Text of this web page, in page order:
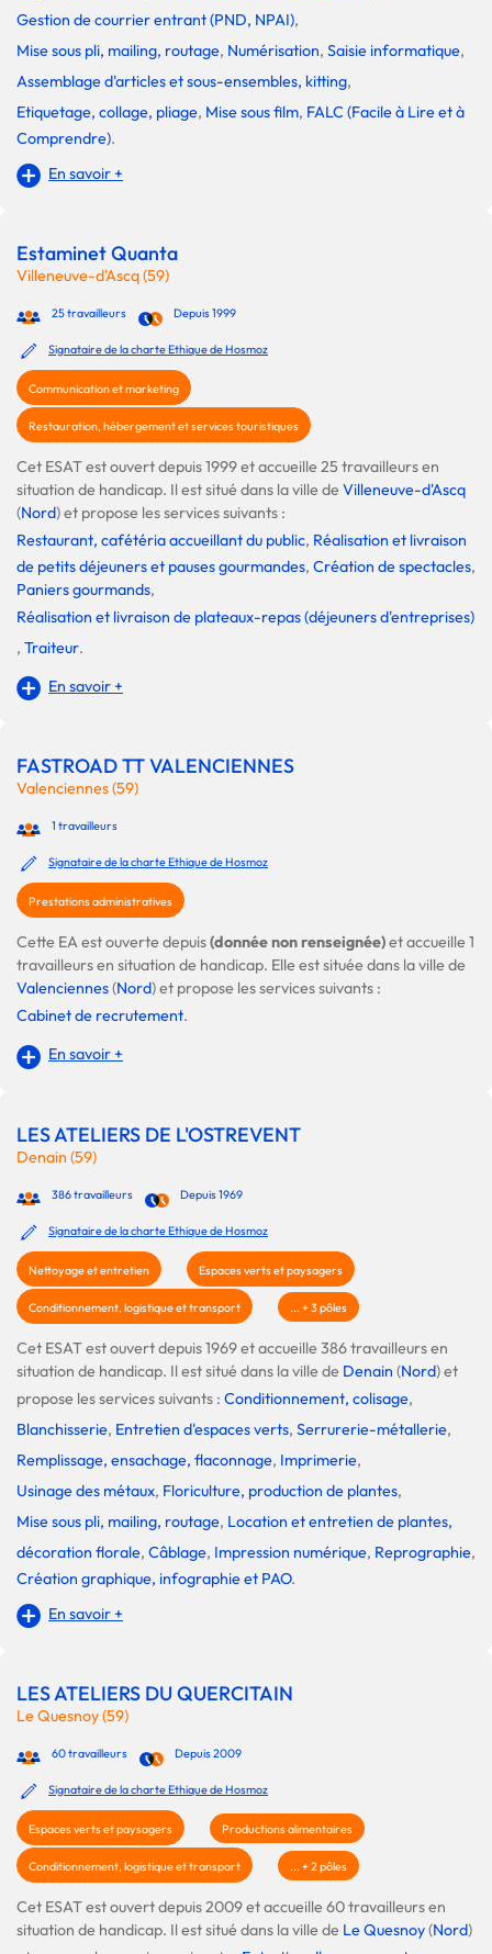
Gestion de courrier entrant (PND, NPAI),
Mise sous pli, mailing, routage, Numérisation, Saisie informatique,
Assemblage d'articles et sous-ensembles, kitting,
Etiquetage, collage, pliage, Mise sous film, FALC (Facile à Lire et à
Comprendre).
En savoir +
Estaminet Quanta
Villeneuve-d'Ascq (59)
25 travailleurs Depuis 1999
Signataire de la charte Ethique de Hosmoz
Communication et marketing
Restauration, hébergement et services touristiques
Cet ESAT est ouvert depuis 1999 et accueille 25 travailleurs en
situation de handicap. Il est situé dans la ville deVilleneuve-d'Ascq
(Nord) et propose les services suivants :
Restaurant, cafétéria accueillant du public, Réalisation et livraison
de petits déjeuners et pauses gourmandes, Création de spectacles,
Paniers gourmands,
Réalisation et livraison de plateaux-repas (déjeuners d'entreprises)
, Traiteur.
En savoir +
FASTROAD TT VALENCIENNES
Valenciennes (59)
1 travailleurs
Signataire de la charte Ethique de Hosmoz
Prestations administratives
Cette EA est ouverte depuis(donnée non renseignée)et accueille 1
travailleurs en situation de handicap. Elle est située dans la ville de
Valenciennes(Nord) et propose les services suivants :
Cabinet de recrutement.
En savoir +
LES ATELIERS DE L'OSTREVENT
Denain (59)
386 travailleurs Depuis 1969
Signataire de la charte Ethique de Hosmoz
Nettoyage et entretien Espaces verts et paysagers
Conditionnement, logistique et transport ... + 3 pôles
Cet ESAT est ouvert depuis 1969 et accueille 386 travailleurs en
situation de handicap. Il est situé dans la ville de Denain (Nord) et
propose les services suivants : Conditionnement, colisage,
Blanchisserie, Entretien d'espaces verts, Serrurerie-métallerie,
Remplissage, ensachage, flaconnage, Imprimerie,
Usinage des métaux, Floriculture, production de plantes,
Mise sous pli, mailing, routage, Location et entretien de plantes,
décoration florale, Câblage, Impression numérique, Reprographie,
Création graphique, infographie et PAO.
En savoir +
LES ATELIERS DU QUERCITAIN
Le Quesnoy (59)
60 travailleurs Depuis 2009
Signataire de la charte Ethique de Hosmoz
Espaces verts et paysagers Productions alimentaires
Conditionnement, logistique et transport ... + 2 pôles
Cet ESAT est ouvert depuis 2009 et accueille 60 travailleurs en
situation de handicap. Il est situé dans la ville de Le Quesnoy(Nord)